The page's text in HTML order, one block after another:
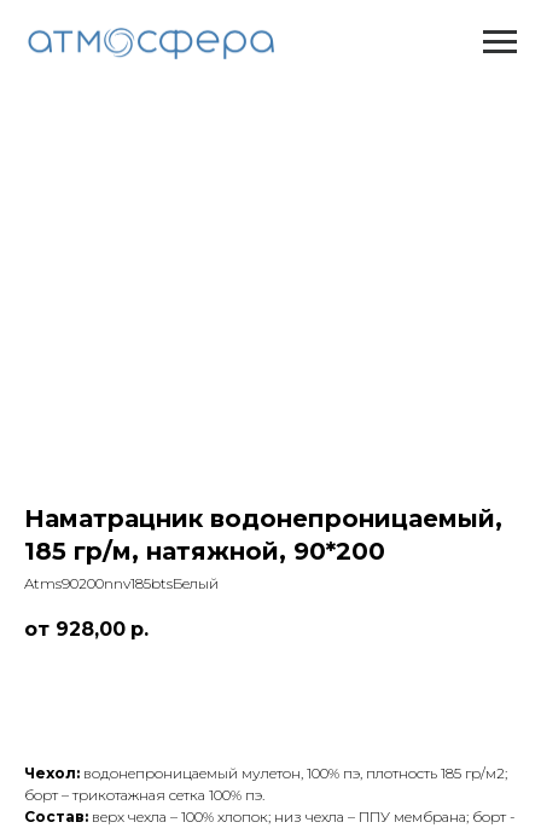
Наматрацник водонепроницаемый,
185 гр/м, натяжной, 90*200
Atms90200nnv185btsБелый
928,00 р.
Чехол: водонепроницаемый мулетон, 100% пэ, плотность 185 гр/м2;
борт – трикотажная сетка 100% пэ.
Состав: верх чехла – 100% хлопок; низ чехла – ППУ мембрана; борт -